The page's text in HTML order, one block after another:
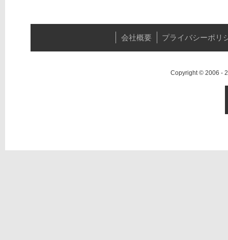
会社概要 プライバシーポリ
Copyright © 2006 -